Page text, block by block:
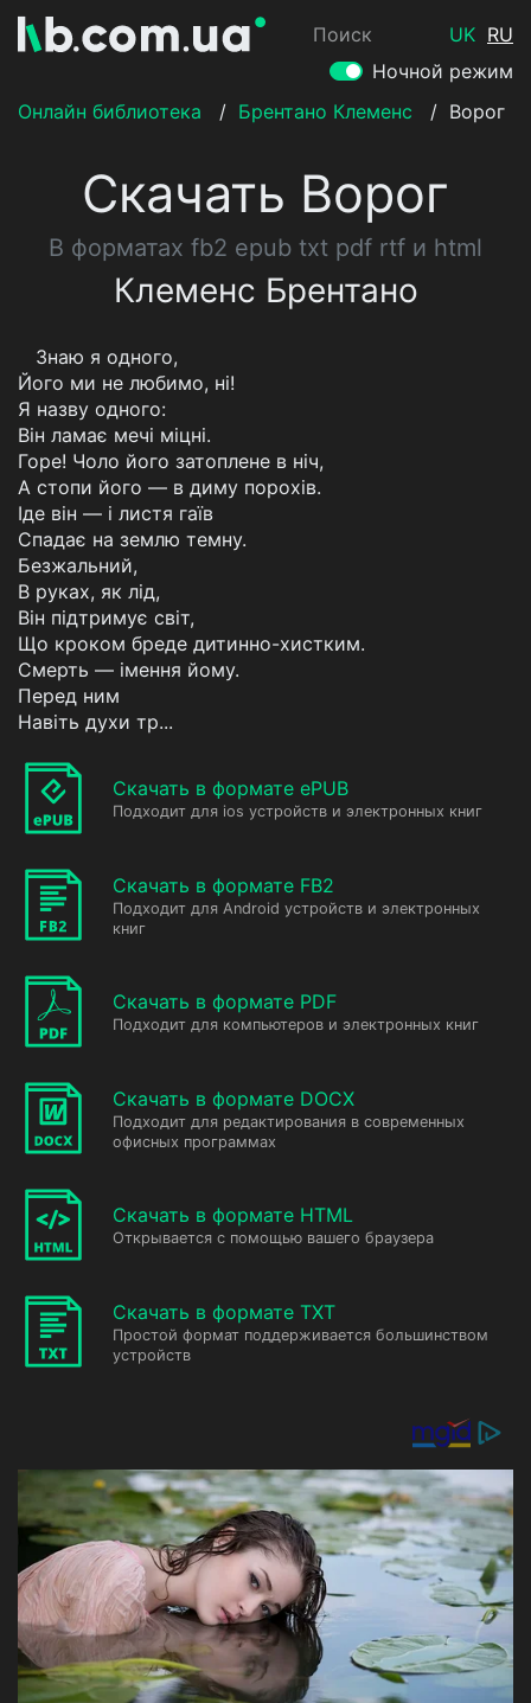
Поиск UK RU
Ночной режим
Онлайн библиотека
/ Брентано Клеменс / Ворог
Скачать Ворог
В форматах fb2 epub txt pdf rtf и html
Клеменс Брентано
Знаю я одного,
Його ми не любимо, ні!
Я назву одного:
Він ламає мечі міцні.
Горе! Чоло його затоплене в ніч,
А стопи його — в диму порохів.
Іде він — і листя гаїв
Спадає на землю темну.
Безжальний,
В руках, як лід,
Він підтримує світ,
Що кроком бреде дитинно-хистким.
Смерть — імення йому.
Перед ним
Навіть духи тр...
Скачать в формате ePUB
Подходит для ios устройств и электронных книг
Скачать в формате FB2
Подходит для Android устройств и электронных
книг
Скачать в формате PDF
Подходит для компьютеров и электронных книг
Скачать в формате DOCX
Подходит для редактирования в современных
офисных программах
Скачать в формате HTML
Открывается с помощью вашего браузера
Скачать в формате TXT
Простой формат поддерживается большинством
устройств